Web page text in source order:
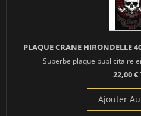
PLAQUE CRANE HIRONDELLE
Superbe plaque publicitaire
22,00 €
Ajouter